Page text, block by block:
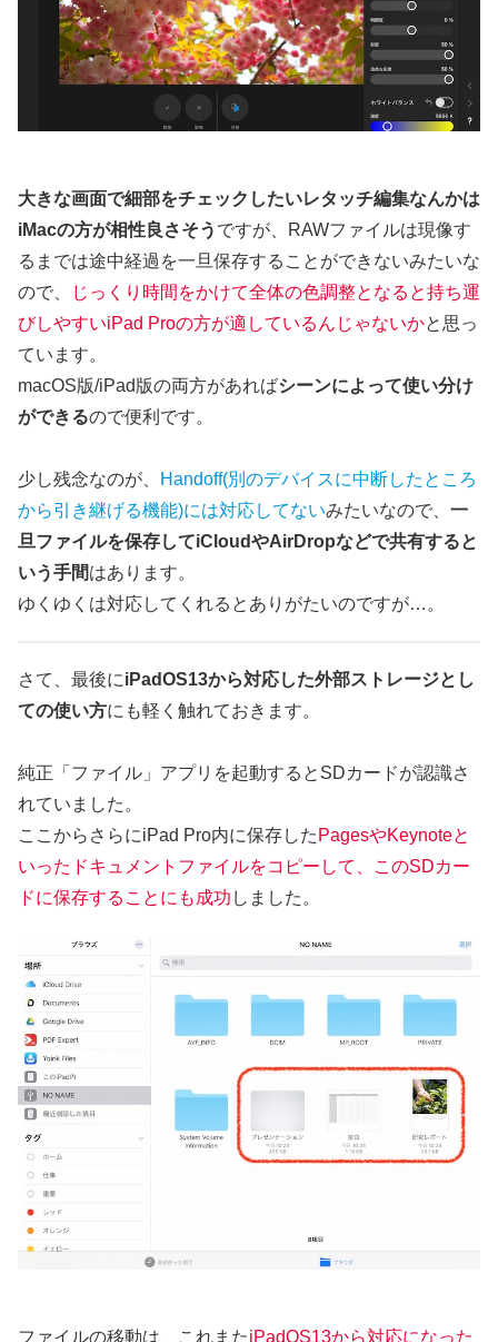
大きな画面で細部をチェックしたいレタッチ編集なんかは
iMacの方が相性良さそう ですが、RAWファイルは現像す
るまでは途中経過を一旦保存することができないみたいな
ので、
じっくり時間をかけて全体の色調整となると持ち運
びしやすいiPad Proの方が適しているんじゃないかと思っ
ています。
macOS版/iPad版の両方があればシーンによって使い分け
ができるので便利です。
少し残念なのが、
Handoff(別のデバイスに中断したところ
から引き継げる機能)には対応してないみたいなので、 一
旦ファイルを保存してiCloudやAirDropなどで共有すると
いう手間はあります。
ゆくゆくは対応してくれるとありがたいのですが…。
さて、最後にiPadOS13から対応した外部ストレージとし
ての使い方にも軽く触れておきます。
純正「ファイル」アプリを起動するとSDカードが認識さ
れていました。
ここからさらにiPad Pro内に保存した PagesやKeynoteと
いったドキュメントファイルをコピーして、このSDカー
ドに保存することにも成功 しました。
ファイルの移動は、これまたiPadOS13から対応になった